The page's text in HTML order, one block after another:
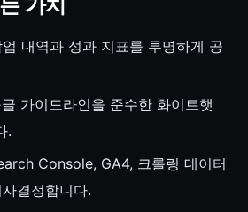
내역과 성과 지표를 투명하게 공
가이드라인을 준수한 화이트햇
.
Console, GA4, 크롤링 데이터
결정합니다.